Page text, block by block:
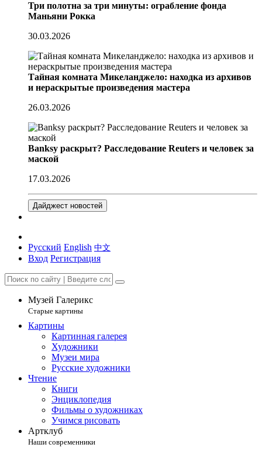
Три полотна за три минуты: ограбление фонда
Маньяни Рокка
30.03.2026
Тайная комната Микеланджело: находка из архивов
и нераскрытые произведения мастера
26.03.2026
Banksy раскрыт? Расследование Reuters и человек за
маской
17.03.2026
Дайджест новостей
Русский English 中文
Вход Регистрация
Музей Галерикс
Старые картины
Картины
Картинная галерея
Художники
Музеи мира
Русские художники
Чтение
Книги
Энциклопедия
Фильмы о художниках
Учимся рисовать
Артклуб
Наши современники